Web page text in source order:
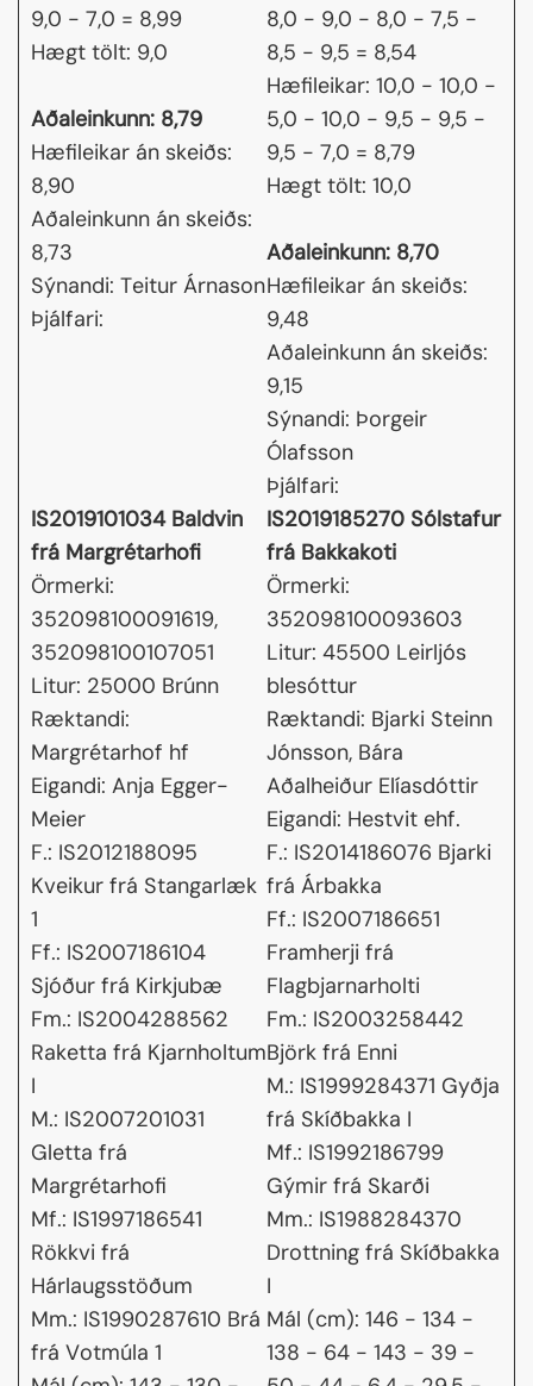
9,0 - 7,0 = 8,99
Hægt tölt: 9,0
Aðaleinkunn: 8,79
Hæfileikar án skeiðs:
8,90
Aðaleinkunn án skeiðs:
8,73
Sýnandi: Teitur Árnason
Þjálfari:
8,0 - 9,0 - 8,0 - 7,5 -
8,5 - 9,5 = 8,54
Hæfileikar: 10,0 - 10,0 -
5,0 - 10,0 - 9,5 - 9,5 -
9,5 - 7,0 = 8,79
Hægt tölt: 10,0
Aðaleinkunn: 8,70
Hæfileikar án skeiðs:
9,48
Aðaleinkunn án skeiðs:
9,15
Sýnandi: Þorgeir
Ólafsson
Þjálfari:
IS2019101034 Baldvin
frá Margrétarhofi
Örmerki:
352098100091619,
352098100107051
Litur: 25000 Brúnn
Ræktandi:
Margrétarhof hf
Eigandi: Anja Egger-
Meier
F.: IS2012188095
Kveikur frá Stangarlæk
1
Ff.: IS2007186104
Sjóður frá Kirkjubæ
Fm.: IS2004288562
Raketta frá Kjarnholtum
I
M.: IS2007201031
Gletta frá
Margrétarhofi
Mf.: IS1997186541
Rökkvi frá
Hárlaugsstöðum
Mm.: IS1990287610 Brá
frá Votmúla 1
IS2019185270 Sólstafur
frá Bakkakoti
Örmerki:
352098100093603
Litur: 45500 Leirljós
blesóttur
Ræktandi: Bjarki Steinn
Jónsson, Bára
Aðalheiður Elíasdóttir
Eigandi: Hestvit ehf.
F.: IS2014186076 Bjarki
frá Árbakka
Ff.: IS2007186651
Framherji frá
Flagbjarnarholti
Fm.: IS2003258442
Björk frá Enni
M.: IS1999284371 Gyðja
frá Skíðbakka I
Mf.: IS1992186799
Gýmir frá Skarði
Mm.: IS1988284370
Drottning frá Skíðbakka
I
Mál (cm): 146 - 134 -
138 - 64 - 143 - 39 -